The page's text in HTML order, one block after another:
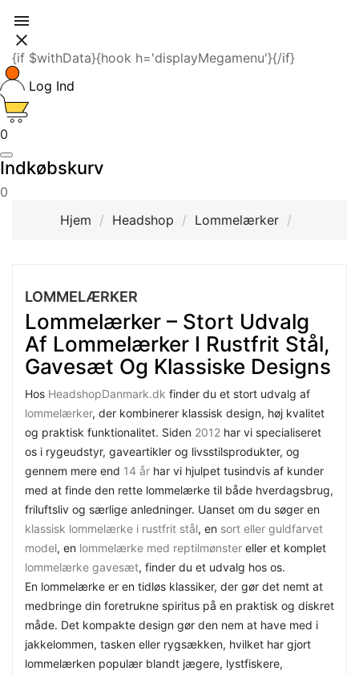


{if $withData}{hook h='displayMegamenu'}{/if}
Log Ind
0
Indkøbskurv
0
Hjem
Headshop Lommelærker
LOMMELÆRKER
Lommelærker – Stort Udvalg
Af Lommelærker I Rustfrit Stål,
Gavesæt Og Klassiske Designs
Hos HeadshopDanmark.dk finder du et stort udvalg af
lommelærker, der kombinerer klassisk design, høj kvalitet
og praktisk funktionalitet. Siden 2012 har vi specialiseret
os i rygeudstyr, gaveartikler og livsstilsprodukter, og
gennem mere end 14 år har vi hjulpet tusindvis af kunder
med at finde den rette lommelærke til både hverdagsbrug,
friluftsliv og særlige anledninger. Uanset om du søger en
klassisk lommelærke i rustfrit stål, en sort eller guldfarvet
model, en lommelærke med reptilmønster eller et komplet
lommelærke gavesæt, finder du et udvalg hos os.
En lommelærke er en tidløs klassiker, der gør det nemt at
medbringe din foretrukne spiritus på en praktisk og diskret
måde. Det kompakte design gør den nem at have med i
jakkelommen, tasken eller rygsækken, hvilket har gjort
lommelærken populær blandt jægere, lystfiskere,